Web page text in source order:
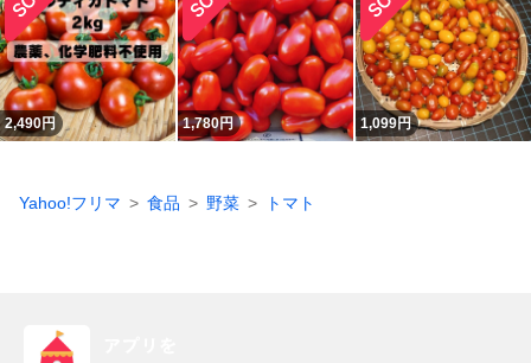
2,490円 1,780円 1,099円
Yahoo!フリマ 食品 野菜 トマト